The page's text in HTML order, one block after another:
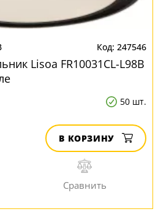
247546
Lisoa FR10031CL-L98B
50 шт.
В КОРЗИНУ